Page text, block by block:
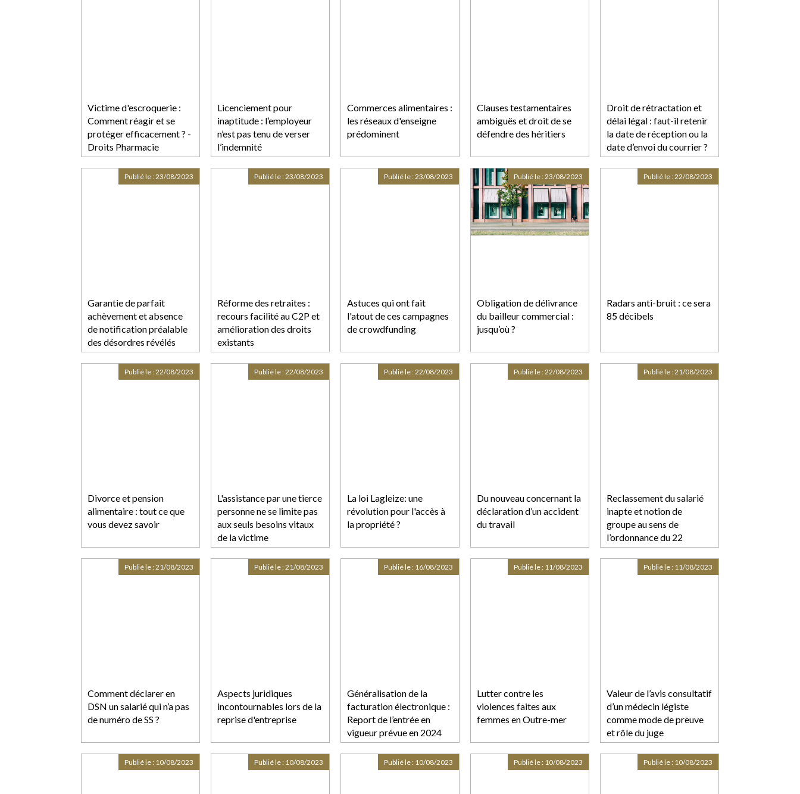
Victime d'escroquerie :
Comment réagir et se
protéger efficacement ? -
Droits Pharmacie
Licenciement pour
inaptitude : l’employeur
n’est pas tenu de verser
l’indemnité
compensatrice de préavis
Commerces alimentaires :
les réseaux d'enseigne
prédominent
Clauses testamentaires
ambiguës et droit de se
défendre des héritiers
Droit de rétractation et
délai légal : faut-il retenir
la date de réception ou la
date d’envoi du courrier ?
Garantie de parfait
achèvement et absence
de notification préalable
des désordres révélés
postérieurement à la
réception
Publié le :23/08/2023
Réforme des retraites :
recours facilité au C2P et
amélioration des droits
existants
Publié le :23/08/2023
Astuces qui ont fait
l'atout de ces campagnes
de crowdfunding
Publié le :23/08/2023
Obligation de délivrance
du bailleur commercial :
jusqu’où ?
Publié le :23/08/2023
Radars anti-bruit : ce sera
85 décibels
Publié le :22/08/2023
Divorce et pension
alimentaire : tout ce que
vous devez savoir
Publié le :22/08/2023
L'assistance par une tierce
personne ne se limite pas
aux seuls besoins vitaux
de la victime
Publié le :22/08/2023
La loi Lagleize: une
révolution pour l'accès à
la propriété ?
Publié le :22/08/2023
Du nouveau concernant la
déclaration d’un accident
du travail
Publié le :22/08/2023
Reclassement du salarié
inapte et notion de
groupe au sens de
l’ordonnance du 22
septembre 2017
Publié le :21/08/2023
Comment déclarer en
DSN un salarié qui n’a pas
de numéro de SS ?
Publié le :21/08/2023
Aspects juridiques
incontournables lors de la
reprise d'entreprise
Publié le :21/08/2023
Généralisation de la
facturation électronique :
Report de l’entrée en
vigueur prévue en 2024
Publié le : 16/08/2023
Lutter contre les
violences faites aux
femmes en Outre-mer
Publié le : 11/08/2023
Valeur de l’avis consultatif
d’un médecin légiste
comme mode de preuve
et rôle du juge
Publié le : 11/08/2023
Publié le : 10/08/2023 Publié le : 10/08/2023 Publié le : 10/08/2023 Publié le : 10/08/2023 Publié le : 10/08/2023